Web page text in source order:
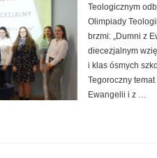
Teologicznym
Olimpiady
brzmi: „Dumni z
diecezjalnym
i klas ósmych
Tegoroczny
Ewangelii i z …